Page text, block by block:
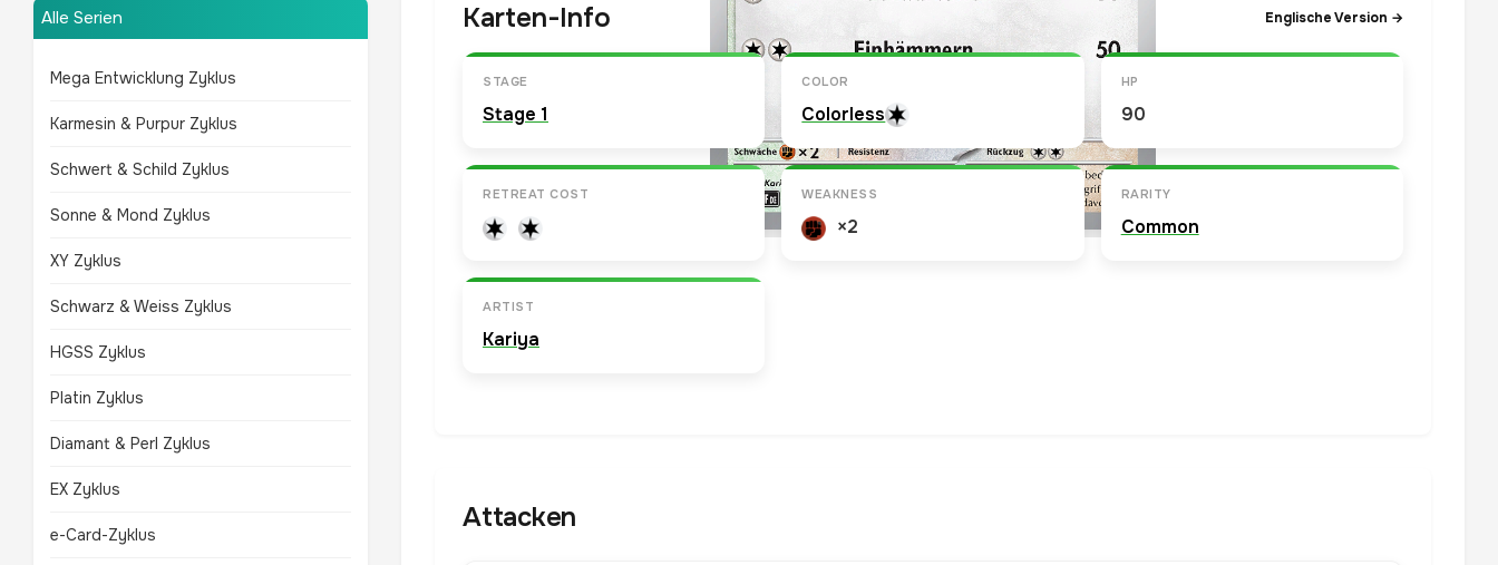
Alle Serien
Mega Entwicklung Zyklus
Karmesin & Purpur Zyklus
Schwert & Schild Zyklus
Sonne & Mond Zyklus
XY Zyklus
Schwarz & Weiss Zyklus
HGSS Zyklus
Platin Zyklus
Diamant & Perl Zyklus
EX Zyklus
e-Card-Zyklus
Karten-Info Englische Version →
STAGE
Stage 1
COLOR
Colorless
HP
90
RETREAT COST WEAKNESS
×2
RARITY
Common
ARTIST
Kariya
Attacken